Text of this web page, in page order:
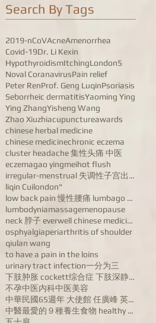
Search By Tags
2019-nCoVAcneAmenorrhea
Covid-19Dr. Li Kexin
HypothyroidismItchingLondon5
Noval CoranavirusPain relief
Peter RenProf. Geng LuqinPsoriasis
Seborrheic dermatitisYaoming Ying
Ying ZhangYisheng Wang
Zhao Xiuzhiacupunctureawards
chinese herbal medicine
chinese medicinechronic eczema
cluster headache 集性头痛 中医
eczemagao yingmeihot flush
irregular-menstrual 失调性子宫出血病 dysfunctional uterine
liqin Cuilondon"
low back pain 慢性腰痛 lumbago chronic low back pain
lumbodyniamassagemenopause
neck 脖子 everwell chinese medicine 汪宝忠
osphyalgiaperiarthritis of shoulder
qiulan wang
to have a pain in the loins
urinary tract infection一分为三
下肢肿胀 cockett综合症 下肢深静脉血栓 varicose veins of lower ex
不孕中医内科中医美容
中華民國65週年 大使館 任廣峰 英国康泰中医药公司董事长任广峰 英国华人
中醫最愛的９種養生食物 healthy food